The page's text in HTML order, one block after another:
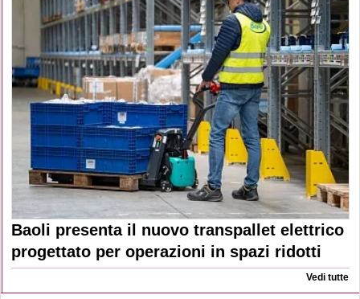
Baoli presenta il nuovo transpallet elettrico
progettato per operazioni in spazi ridotti
Vedi tutte